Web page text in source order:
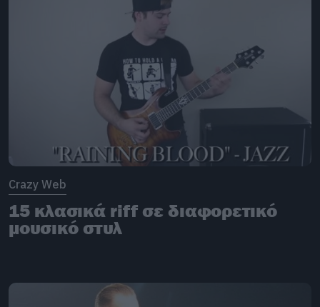
Crazy Web
15 κλασικά riff σε διαφορετικό
μουσικό στυλ